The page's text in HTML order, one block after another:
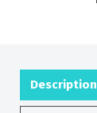
Description